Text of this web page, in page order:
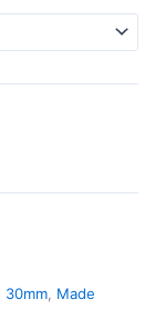
30mm Made